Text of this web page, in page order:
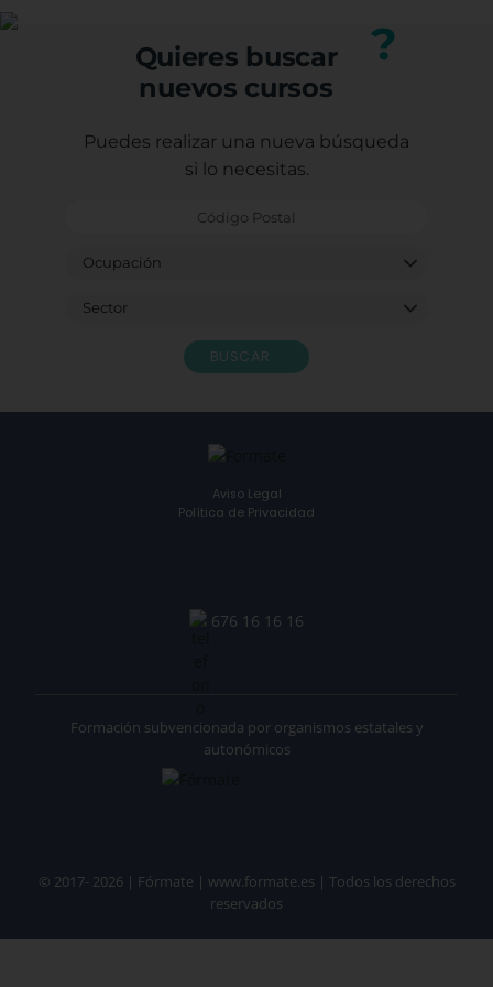
Quieres buscar
nuevos cursos
?
Puedes realizar una nueva búsqueda
si lo necesitas.
BUSCAR
Aviso Legal
Política de Privacidad
676 16 16 16
© 2017- 2026 | Fórmate | www.formate.es | Todos los derechos
reservados
Formación subvencionada por organismos estatales y
autonómicos